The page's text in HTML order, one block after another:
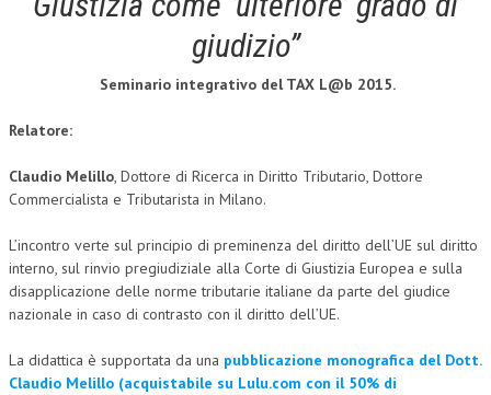
HUMAN RESOURCES
RISORSE UMANE
RISK MANAGEMENT
SVILUPPO SOSTENIBILE
PERSONA E CITTÀ
DIRITTO
giudizio”
Seminario integrativo del TAX L@b 2015.
Relatore:
Claudio Melillo, Dottore di Ricerca in Diritto Tributario, Dottore
Commercialista e Tributarista in Milano.
L’incontro verte sul principio di preminenza del diritto dell’UE sul diritto
interno, sul rinvio pregiudiziale alla Corte di Giustizia Europea e sulla
disapplicazione delle norme tributarie italiane da parte del giudice
nazionale in caso di contrasto con il diritto dell’UE.
La didattica è supportata da una pubblicazione monografica del Dott.
Claudio Melillo (acquistabile su Lulu.com con il 50% di